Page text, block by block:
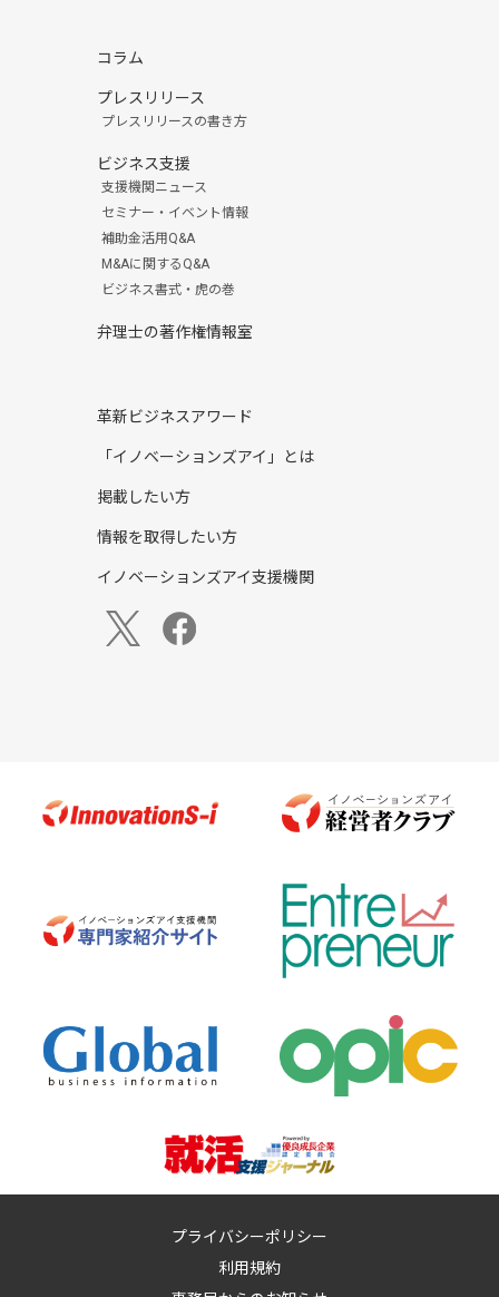
コラム
プレスリリース
プレスリリースの書き方
ビジネス支援
支援機関ニュース
セミナー・イベント情報
補助金活用Q&A
M&Aに関するQ&A
ビジネス書式・虎の巻
弁理士の著作権情報室
革新ビジネスアワード
「イノベーションズアイ」とは
掲載したい方
情報を取得したい方
イノベーションズアイ支援機関
プライバシーポリシー
利用規約